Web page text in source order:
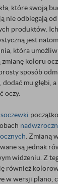
które swoją
nie odbiegają od
produktów.
jest
która
koloru
sposób
dodać mu głębi,
oczy.
. Zmianą
są jednak
widzeniu. Z
również
w wersji plano,